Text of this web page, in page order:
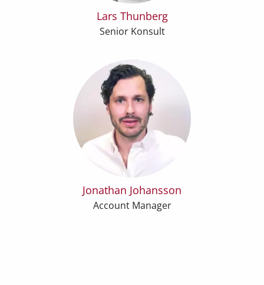
Lars Thunberg
Senior Konsult
Jonathan Johansson
Account Manager